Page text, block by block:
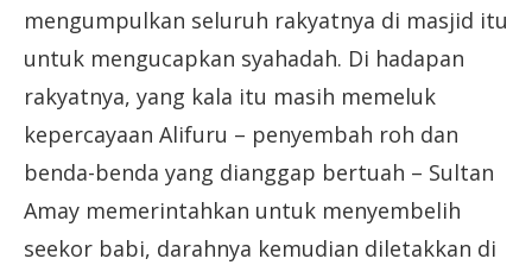
mengumpulkan seluruh rakyatnya di masjid itu
untuk mengucapkan syahadah. Di hadapan
rakyatnya, yang kala itu masih memeluk
kepercayaan Alifuru – penyembah roh dan
benda-benda yang dianggap bertuah – Sultan
Amay memerintahkan untuk menyembelih
seekor babi, darahnya kemudian diletakkan di